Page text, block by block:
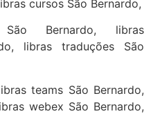
cursos São Bernardo,
Bernardo, libras
libras traduções São
teams São Bernardo,
webex São Bernardo,